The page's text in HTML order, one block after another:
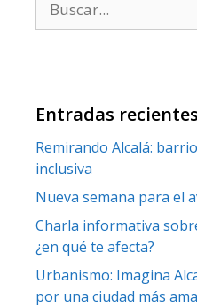
Entradas recientes
Remirando Alcalá:
inclusiva
Nueva semana para el
Charla informativa
¿en qué te afecta?
Urbanismo: Imagina
por una ciudad más